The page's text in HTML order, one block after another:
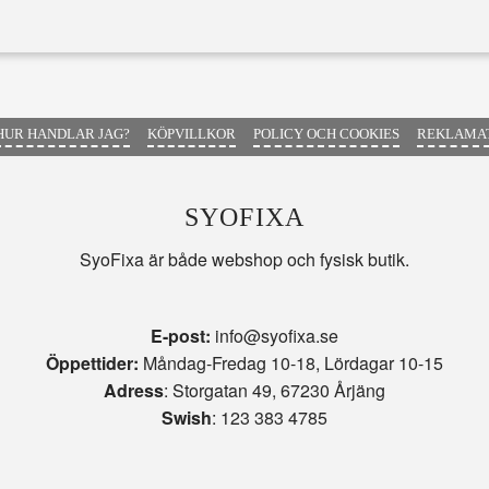
HANDLAR JAG? KÖPVILLKOR POLICY OCH COOKIES
SYOFIXA
SyoFixa är både webshop och fysisk butik.
E-post: info@syofixa.se
Öppettider: Måndag-Fredag 10-18, Lördagar 10-15
Adress: Storgatan 49, 67230 Årjäng
Swish: 123 383 4785